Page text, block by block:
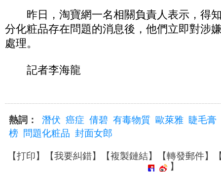
昨日，淘寶網一名相關負責人表示，得
分化粧品存在問題的消息後，他們立即對涉
處理。
記者李海龍
熱詞： 潛伏 癌症 倩碧 有毒物質 歐萊雅 睫毛膏
榜 問題化粧品 封面女郎
【打印】【我要糾錯】【複製鏈結】【轉發郵件】
】